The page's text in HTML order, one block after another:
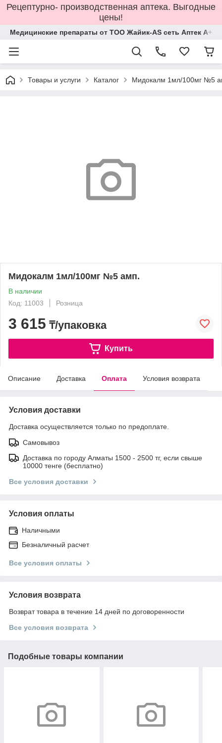
Рецептурно- производственная аптека. Выгодные
цены!
Медицинские препараты от ТОО Жайик-AS сеть Аптек А+
Товары и услуги Каталог Мидокалм 1мл/100мг №5
Мидокалм 1мл/100мг №5 амп.
В наличии
Код: 11003
Розница
3 615 ₸/упаковка
Купить
Описание Доставка Оплата Условия возврата
Условия доставки
Доставка осуществляется только по предоплате.
Самовывоз
Доставка по городу Алматы 1500 - 2500 тг, если свыше
10000 тенге (бесплатно)
Все условия доставки
Условия оплаты
Наличными
Безналичный расчет
Все условия оплаты
Условия возврата
Возврат товара в течение 14 дней по договоренности
Все условия возврата
Подобные товары компании